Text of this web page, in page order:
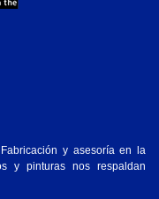
y asesoría en la
y pinturas nos respaldan